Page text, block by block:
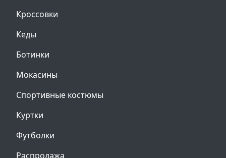
Кроссовки
Кеды
Ботинки
Мокасины
Спортивные костюмы
Куртки
Футболки
Распродажа